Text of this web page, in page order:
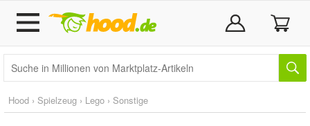
Hood › Spielzeug › Lego › Sonstige